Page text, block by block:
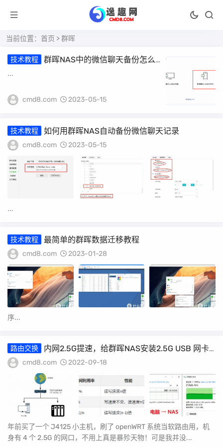
当前位置： 首页 > 群晖
技术教程
群晖NAS中的微信聊天备份怎么
...
cmd8.com 2023-05-15
技术教程 如何用群晖NAS自动备份微信聊天记录
cmd8.com 2023-05-15
...
技术教程 最简单的群晖数据迁移教程
cmd8.com 2023-01-28
序...
路由交换
内网2.5G提速，给群晖NAS安装2.5G USB 网卡
& iperf3测速方法
cmd8.com 2022-09-18
年前买了一个 J4125 小主机，刷了 openWRT 系统当软路由用，机
身有 4 个 2.5G 的网口，不用上真是暴殄天物！可是我并没...